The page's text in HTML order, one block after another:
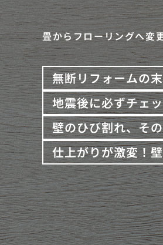
畳からフローリングへ変
無断リフォームの
地震後に必ずチェ
壁のひび割れ、そ
仕上がりが激変！